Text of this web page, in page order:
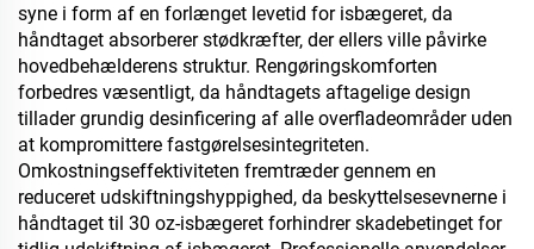
syne i form af en forlænget levetid for isbægeret, da
håndtaget absorberer stødkræfter, der ellers ville påvirke
hovedbehælderens struktur. Rengøringskomforten
forbedres væsentligt, da håndtagets aftagelige design
tillader grundig desinficering af alle overfladeområder uden
at kompromittere fastgørelsesintegriteten.
Omkostningseffektiviteten fremtræder gennem en
reduceret udskiftningshyppighed, da beskyttelsesevnerne i
håndtaget til 30 oz-isbægeret forhindrer skadebetinget for